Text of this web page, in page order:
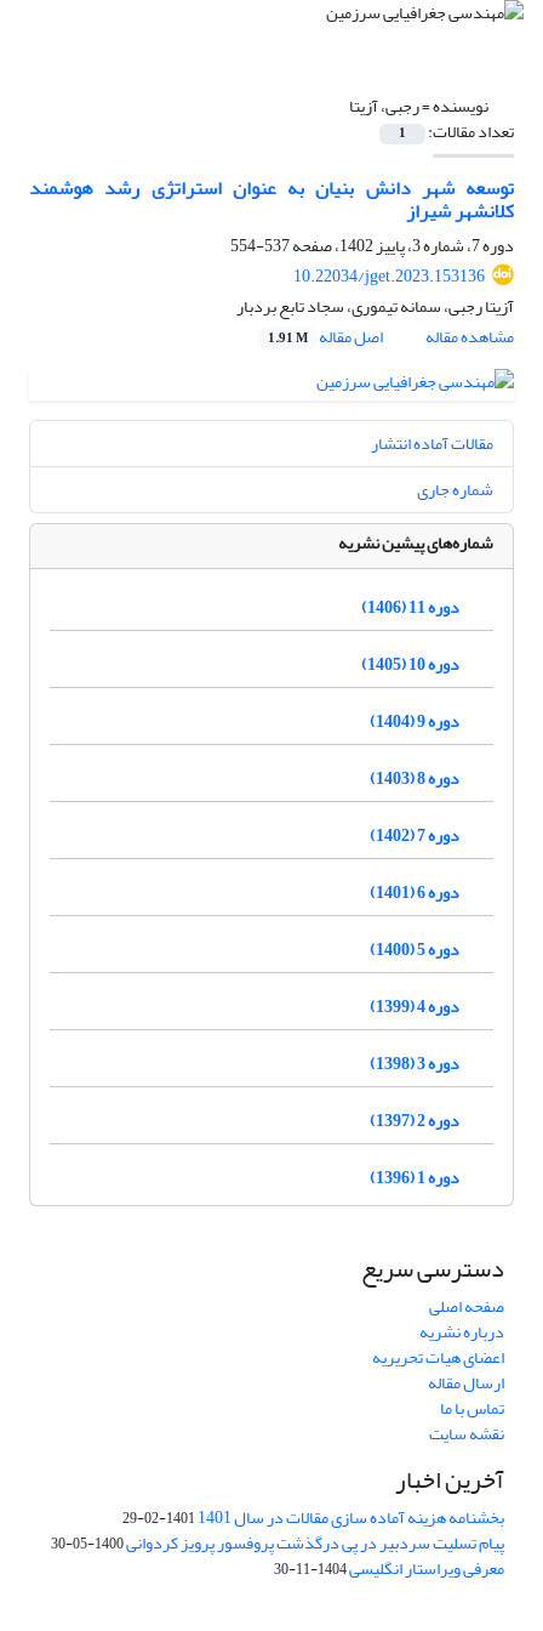
نویسنده =رجبی، آزیتا
تعداد مقالات: 1
توسعه شهر دانش بنیان به عنوان استراتژی رشد هوشمند
کلانشهر شیراز
دوره 7، شماره 3، پاییز 1402، صفحه
537-554
10.22034/jget.2023.153136
آزیتا رجبی، سمانه تیموری، سجاد تابع بردبار
مشاهده مقاله
اصل مقاله 1.91 M
مقالات آماده انتشار
شماره جاری
شماره‌های پیشین نشریه
دوره 11 (1406)
دوره 10 (1405)
دوره 9 (1404)
دوره 8 (1403)
دوره 7 (1402)
دوره 6 (1401)
دوره 5 (1400)
دوره 4 (1399)
دوره 3 (1398)
دوره 2 (1397)
دوره 1 (1396)
دسترسی سریع
صفحه اصلی
درباره نشریه
اعضای هیات تحریریه
ارسال مقاله
تماس با ما
نقشه سایت
آخرین اخبار
بخشنامه هزینه آماده سازی مقالات در سال 1401 1401-02-29
پیام تسلیت سردبیر در پی درگذشت پروفسور پرویز کردوانی1400-05-30
معرفی ویراستار انگلیسی1404-11-30